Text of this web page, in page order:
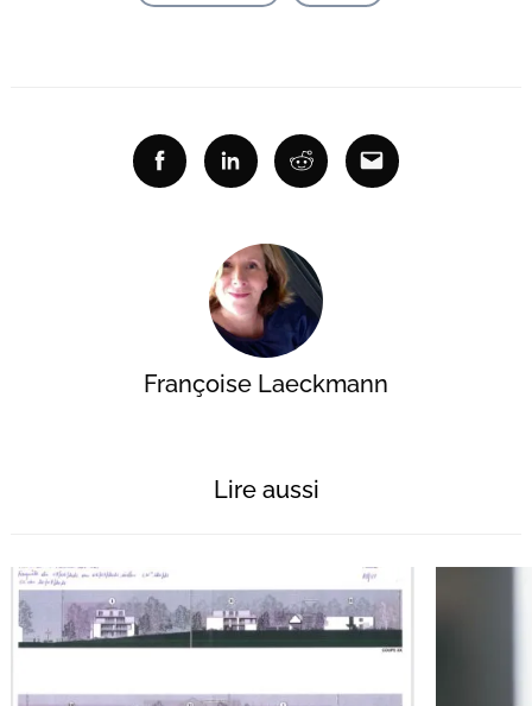
FacebookLinkedinRedditEmail
Françoise Laeckmann
Lire aussi